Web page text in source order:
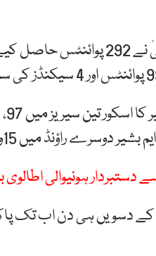
ہونیوالی اطالوی